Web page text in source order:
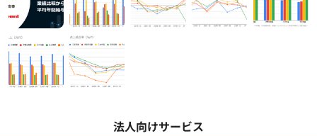
法人向けサービス